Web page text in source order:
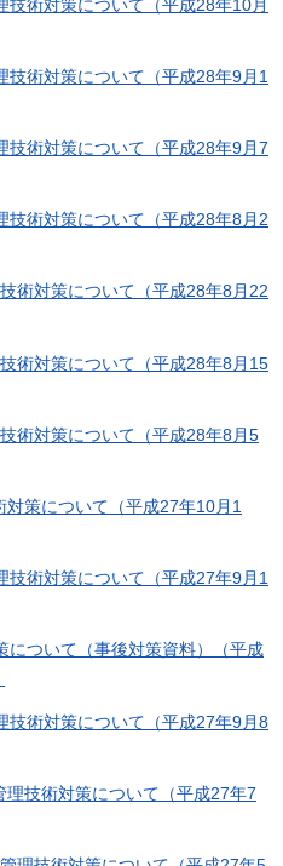
術対策について（平成28年10月
術対策について（平成28年9月1
技術対策について（平成28年9月7
技術対策について（平成28年8月2
術対策について（平成28年8月22
術対策について（平成28年8月15
術対策について（平成28年8月5
策について（平成27年10月1
術対策について（平成27年9月1
について（事後対策資料）（平成
技術対策について（平成27年9月8
技術対策について（平成27年7